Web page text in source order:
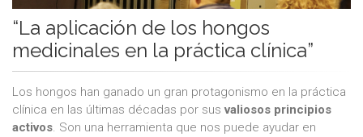
“La aplicación de los hongos
medicinales en la práctica clínica”
Los hongos han ganado un gran protagonismo en la práctica
clínica en las últimas décadas por susvaliosos principios
activos. Son una herramienta que nos puede ayudar en